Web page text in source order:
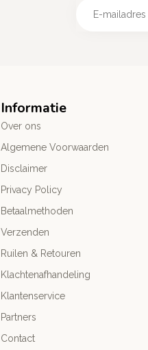
Informatie
Over ons
Algemene Voorwaarden
Disclaimer
Privacy Policy
Betaalmethoden
Verzenden
Ruilen & Retouren
Klachtenafhandeling
Klantenservice
Partners
Contact